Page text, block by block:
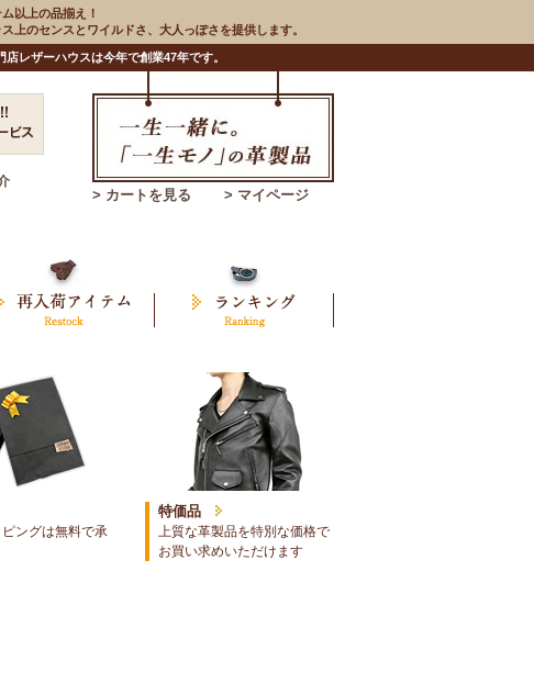
以上の品揃え！
上のセンスとワイルドさ、大人っぽさを提供します。
レザーハウスは今年で創業47年です。
> カートを見る > マイページ
ングは無料で承
特価品
上質な革製品を特別な価格で
お買い求めいただけます